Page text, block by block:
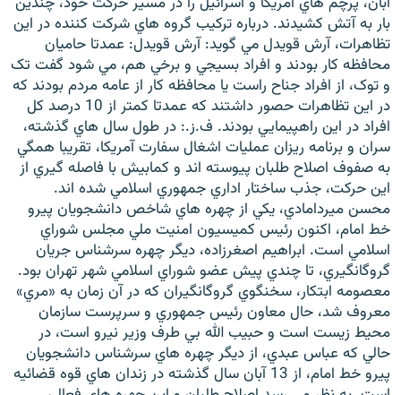
بار به آتش کشيدند. درباره ترکيب گروه هاي شرکت کننده در اين
تظاهرات، آرش قويدل مي گويد: آرش قويدل: عمدتا حاميان
محافظه کار بودند و افراد بسيجي و برخي هم، مي شود گفت تک
و توک، از افراد جناح راست يا محافظه کار از عامه مردم بودند که
در اين تظاهرات حصور داشتند که عمدتا کمتر از 10 درصد کل
افراد در اين راهپيمايي بودند. ف.ز.: در طول سال هاي گذشته،
سران و برنامه ريزان عمليات اشغال سفارت آمريکا، تقريبا همگي
به صفوف اصلاح طلبان پيوسته اند و کمابيش با فاصله گيري از
اين حرکت، جذب ساختار اداري جمهوري اسلامي شده اند.
محسن ميردامادي، يکي از چهره هاي شاخص دانشجويان پيرو
خط امام، اکنون رئيس کميسيون امنيت ملي مجلس شوراي
اسلامي است. ابراهيم اصغرزاده، ديگر چهره سرشناس جريان
گروگانگيري، تا چندي پيش عضو شوراي اسلامي شهر تهران بود.
معصومه ابتکار، سخنگوي گروگانگيران که در آن زمان به «مري»
معروف شد، حال معاون رئيس جمهوري و سرپرست سازمان
محيط زيست است و حبيب الله بي طرف وزير نيرو است، در
حالي که عباس عبدي، از ديگر چهره هاي سرشناس دانشجويان
پيرو خط امام، از 13 آبان سال گذشته در زندان هاي قوه قضائيه